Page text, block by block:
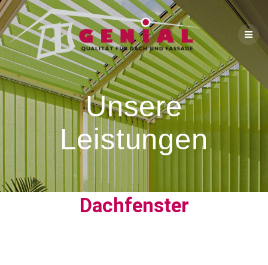
Unsere
Leistungen
Dachfenster